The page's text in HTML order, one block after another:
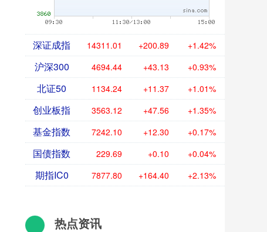
深证成指 14311.01 +200.89 +1.42%
沪深300 4694.44 +43.13 +0.93%
北证50 1134.24 +11.37 +1.01%
创业板指 3563.12 +47.56 +1.35%
基金指数 7242.10 +12.30 +0.17%
国债指数 229.69 +0.10 +0.04%
期指IC0 7877.80 +164.40 +2.13%
热点资讯